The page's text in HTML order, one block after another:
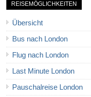
REISEMÖGLICHKEITEN
Übersicht
Bus nach London
Flug nach London
Last Minute London
Pauschalreise London